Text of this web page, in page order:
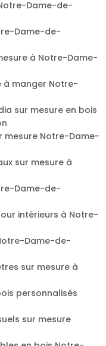
Dame-de-
Dame-de-
à Notre-Dame-
à manger Notre-
sur mesure en bois
mesure Notre-Dame-
sur mesure à
Dame-de-
intérieurs à Notre-
Dame-de-
sur mesure à
personnalisés
sur mesure